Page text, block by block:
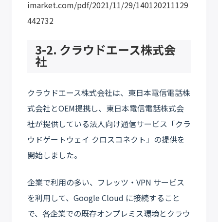
imarket.com/pdf/2021/11/29/140120211129
442732
3-2. クラウドエース株式会
社
クラウドエース株式会社は、東日本電信電話株
式会社とOEM提携し、東日本電信電話株式会
社が提供している法人向け通信サービス「クラ
ウドゲートウェイ クロスコネクト」の提供を
開始しました。
企業で利用の多い、フレッツ・VPN サービス
を利用して、Google Cloud に接続すること
で、各企業での既存オンプレミス環境とクラウ